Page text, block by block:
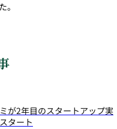
。
が2年目のスタートアップ実
タート